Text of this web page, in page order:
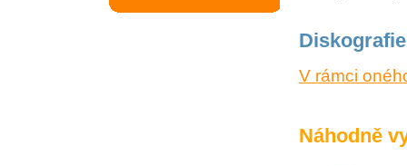
Diskografie
V rámci
Náhodně